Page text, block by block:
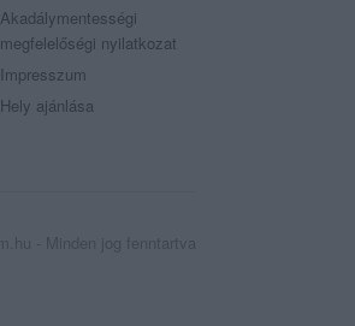
Akadálymentességi
megfelelőségi nyilatkozat
Impresszum
Hely ajánlása